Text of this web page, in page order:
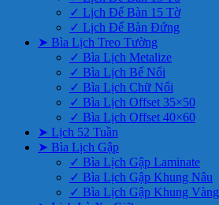
✓ Lịch Để Bàn 15 Tờ
✓ Lịch Để Bàn Đứng
➤ Bìa Lịch Treo Tường
✓ Bìa Lịch Metalize
✓ Bìa Lịch Bế Nổi
✓ Bìa Lịch Chữ Nổi
✓ Bìa Lịch Offset 35×50
✓ Bìa Lịch Offset 40×60
➤ Lịch 52 Tuần
➤ Bìa Lịch Gập
✓ Bìa Lịch Gập Laminate
✓ Bìa Lịch Gập Khung Nâu
✓ Bìa Lịch Gập Khung Vàng